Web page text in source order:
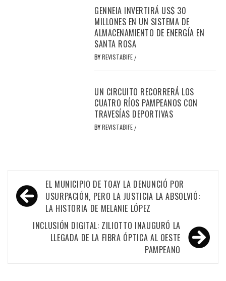
GENNEIA INVERTIRÁ US$ 30
MILLONES EN UN SISTEMA DE
ALMACENAMIENTO DE ENERGÍA EN
SANTA ROSA
BYREVISTABIFE /
UN CIRCUITO RECORRERÁ LOS
CUATRO RÍOS PAMPEANOS CON
TRAVESÍAS DEPORTIVAS
BYREVISTABIFE /
Navegación
de
entradas
EL MUNICIPIO DE TOAY LA DENUNCIÓ POR
USURPACIÓN, PERO LA JUSTICIA LA ABSOLVIÓ:
LA HISTORIA DE MELANIE LÓPEZ
INCLUSIÓN DIGITAL: ZILIOTTO INAUGURÓ LA
LLEGADA DE LA FIBRA ÓPTICA AL OESTE
PAMPEANO